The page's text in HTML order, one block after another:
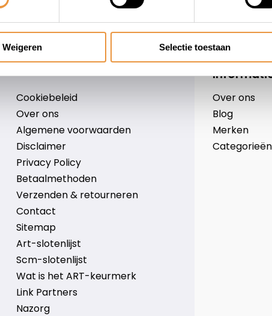
Weigeren Selectie toestaan
uw tweewieler Snelle levering Niet goed = geld
Cookiebeleid
Over ons
Algemene voorwaarden
Disclaimer
Privacy Policy
Betaalmethoden
Verzenden & retourneren
Contact
Sitemap
Art-slotenlijst
Scm-slotenlijst
Wat is het ART-keurmerk
Link Partners
Nazorg
Over ons
Blog
Merken
Categorieën